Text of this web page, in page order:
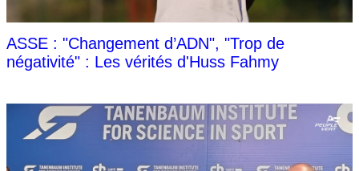
ASSE : "Changement d’ADN", "Trop de
négativité" : Les vérités d'Huss Fahmy